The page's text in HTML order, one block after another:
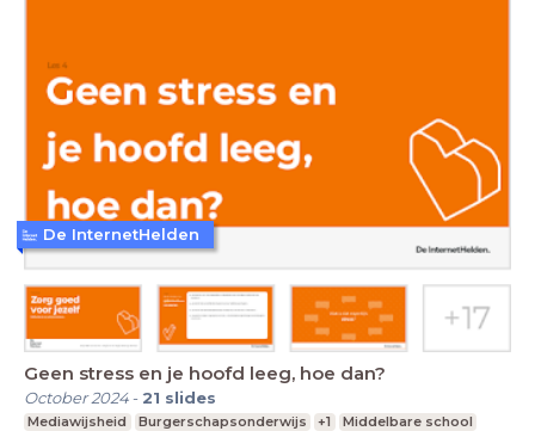
Geen stress en je hoofd leeg, hoe dan?
October 2024- 21 slides
Mediawijsheid Burgerschapsonderwijs +1
Middelbare school
De InternetHelden